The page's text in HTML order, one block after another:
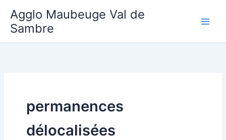
contenu
Agglo Maubeuge Val de
Sambre
permanences
délocalisées